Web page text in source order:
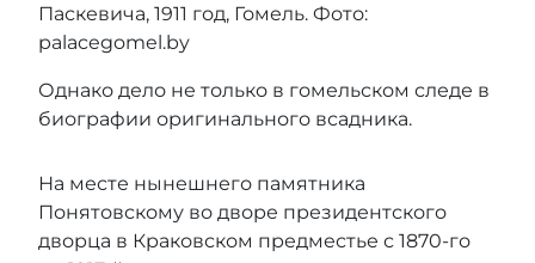
Паскевича, 1911 год, Гомель. Фото:
palacegomel.by
Однако дело не только в гомельском следе в
биографии оригинального всадника.
На месте нынешнего памятника
Понятовскому во дворе президентского
дворца в Краковском предместье с 1870-го